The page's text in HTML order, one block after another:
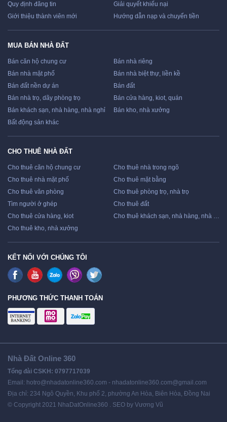
Quy định đăng tin
Giải quyết khiếu nại
Giới thiệu thành viên mới
Hướng dẫn nạp và chuyển tiền
MUA BÁN NHÀ ĐẤT
Bán căn hộ chung cư
Bán nhà riêng
Bán nhà mặt phố
Bán nhà biệt thự, liền kề
Bán đất nền dự án
Bán đất
Bán nhà trọ, dãy phòng trọ
Bán cửa hàng, kiot, quán
Bán khách sạn, nhà hàng, nhà nghỉ
Bán kho, nhà xưởng
Bất động sản khác
CHO THUÊ NHÀ ĐẤT
Cho thuê căn hộ chung cư
Cho thuê nhà trong ngõ
Cho thuê nhà mặt phố
Cho thuê mặt bằng
Cho thuê văn phòng
Cho thuê phòng trọ, nhà trọ
Tìm người ở ghép
Cho thuê đất
Cho thuê cửa hàng, kiot
Cho thuê khách sạn, nhà hàng, nhà nghỉ
Cho thuê kho, nhà xưởng
KẾT NỐI VỚI CHÚNG TÔI
PHƯƠNG THỨC THANH TOÁN
Nhà Đất Online 360
Tổng đài CSKH: 0797717039
Email: hotro@nhadatonline360.com - nhadatonline360.com@gmail.com
Địa chỉ: 234 Ngô Quyền, Khu phố 2, phường An Hòa, Biên Hòa, Đồng Nai
© Copyright 2021 NhaDatOnline360 . SEO by Vương Vũ